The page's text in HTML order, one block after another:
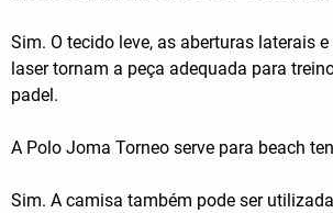
Sim. O tecido leve, as aberturas laterais
laser tornam a peça adequada para
padel.
A Polo Joma Torneo serve para beach
Sim. A camisa também pode ser